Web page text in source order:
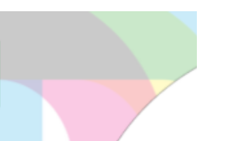
destruições, desmazelos, indiferenças
por que passa o nosso património
cultural não é uma realidade de hoje....